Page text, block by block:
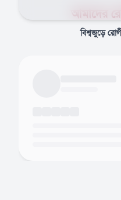
আমাদের
বিশ্বজুড়ে